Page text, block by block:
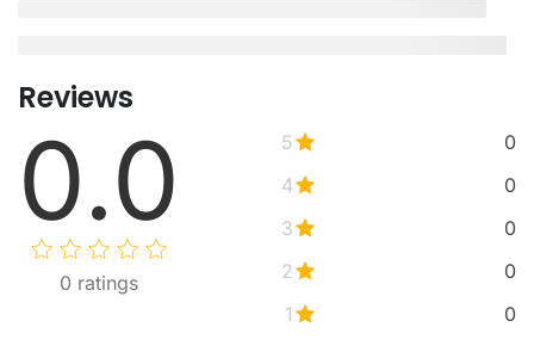
Reviews
0.0
0 ratings
5
0
4
0
3
0
2
0
1
0